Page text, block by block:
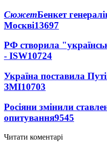
СюжетБенкет
Москві13697
РФ створила
- ISW10724
Україна поставила
ЗМІ10703
Росіяни змінили
опитування9545
Читати коментарі